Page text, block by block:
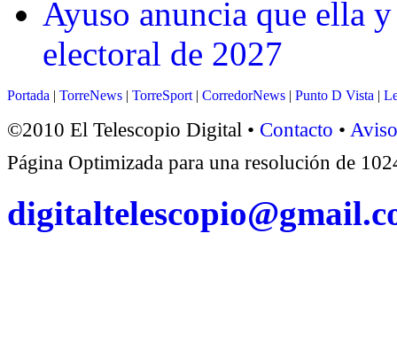
Ayuso anuncia que ella
electoral de 2027
Portada | TorreNews | TorreSport | CorredorNews | Punto D Vista |
©2010 El Telescopio Digital • Contacto •
Página Optimizada para una resolución de